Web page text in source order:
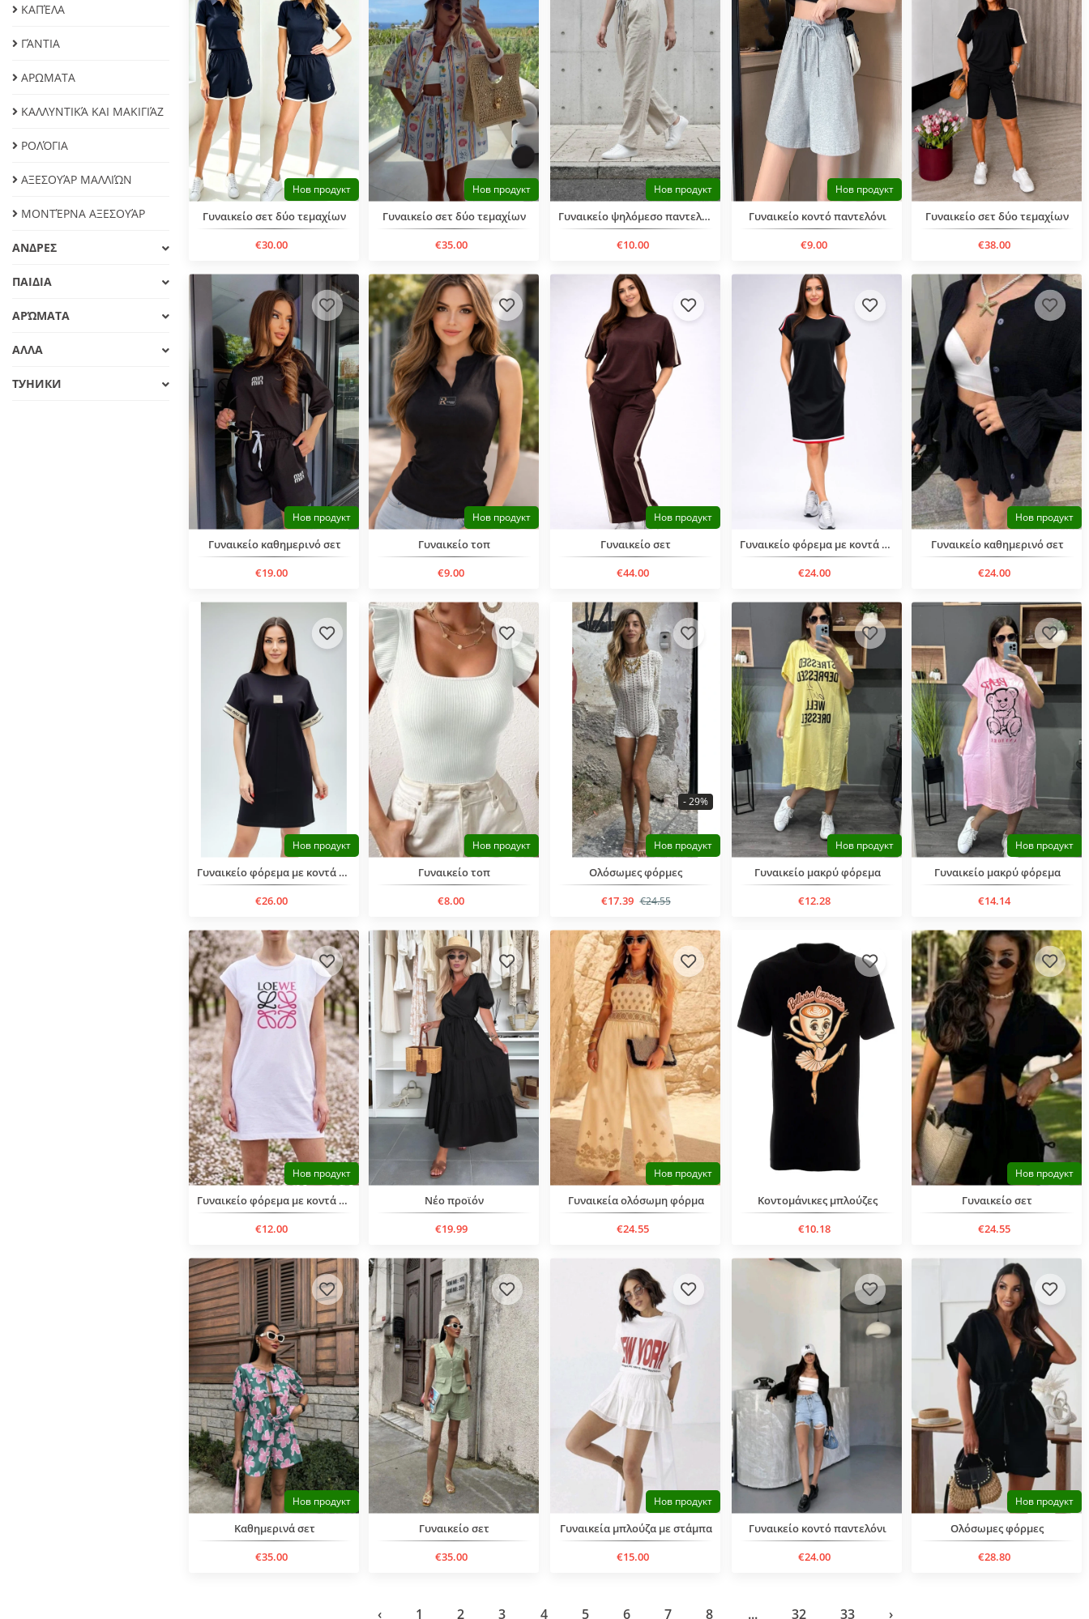
ΚΑΠΈΛΑ
ΓΆΝΤΙΑ
ΑΡΩΜΑΤΑ
ΚΑΛΛΥΝΤΙΚΆ ΚΑΙ ΜΑΚΙΓΙΆΖ
ΡΟΛΌΓΙΑ
ΑΞΕΣΟΥΆΡ ΜΑΛΛΙΏΝ
ΜΟΝΤΈΡΝΑ ΑΞΕΣΟΥΆΡ
ΑΝΔΡΕΣ
ΠΑΙΔΙΑ
ΑΡΏΜΑΤΑ
ΑΛΛΑ
ТУНИКИ
Нов продукт
Γυναικείο σετ δύο τεμαχίων
€30.00
Нов продукт
Γυναικείο σετ δύο τεμαχίων
€35.00
Нов продукт
Γυναικείο ψηλόμεσο παντελόνι
€10.00
Нов продукт
Γυναικείο κοντό παντελόνι
€9.00
Γυναικείο σετ δύο τεμαχίων
€38.00
Нов продукт
Γυναικείο καθημερινό σετ
€19.00
Нов продукт
Γυναικείο τοπ
€9.00
Нов продукт
Γυναικείο σετ
€44.00
Γυναικείο φόρεμα με κοντά μανίκια
€24.00
Нов продукт
Γυναικείο καθημερινό σετ
€24.00
Нов продукт
Γυναικείο φόρεμα με κοντά μανίκια
€26.00
Нов продукт
Γυναικείο τοπ
€8.00
Нов продукт
Ολόσωμες φόρμες
€17.39 €24.55
- 29%
Нов продукт
Γυναικείο μακρύ φόρεμα
€12.28
Нов продукт
Γυναικείο μακρύ φόρεμα
€14.14
Нов продукт
Γυναικείο φόρεμα με κοντά μανίκια
€12.00
Νέο προϊόν
€19.99
Нов продукт
Γυναικεία ολόσωμη φόρμα
€24.55
Κοντομάνικες μπλούζες
€10.18
Нов продукт
Γυναικείο σετ
€24.55
Нов продукт
Καθημερινά σετ
€35.00
Γυναικείο σετ
€35.00
Нов продукт
Γυναικεία μπλούζα με στάμπα
€15.00
Γυναικείο κοντό παντελόνι
€24.00
Нов продукт
Ολόσωμες φόρμες
€28.80
‹ 1 2 3 4 5 6 7 8 ... 32 33 ›